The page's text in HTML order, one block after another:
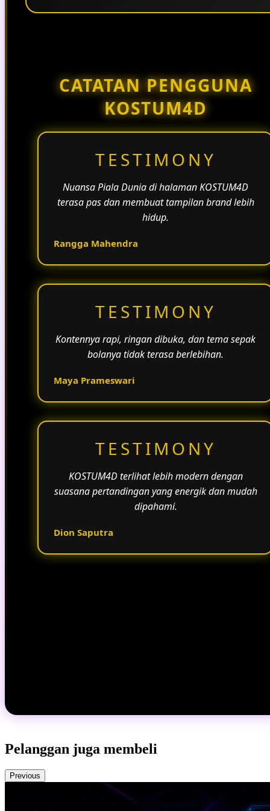
CATATAN PENGGUNA
KOSTUM4D
TESTIMONY
Nuansa Piala Dunia di halaman KOSTUM4D
terasa pas dan membuat tampilan brand lebih
hidup.
Rangga Mahendra
TESTIMONY
Kontennya rapi, ringan dibuka, dan tema sepak
bolanya tidak terasa berlebihan.
Maya Prameswari
TESTIMONY
KOSTUM4D terlihat lebih modern dengan
suasana pertandingan yang energik dan mudah
dipahami.
Dion Saputra
Pelanggan juga membeli
Previous